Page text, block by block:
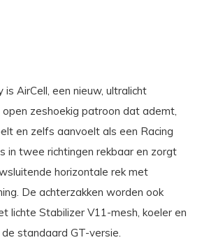
AirCell, een nieuw, ultralicht
zeshoekig patroon dat ademt,
en zelfs aanvoelt als een Racing
in twee richtingen rekbaar en zorgt
horizontale rek met
De achterzakken worden ook
lichte Stabilizer V11-mesh, koeler en
standaard GT-versie.